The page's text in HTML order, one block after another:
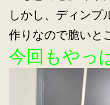
しかし、ディンプ
作りなので脆いと
今回もやっ